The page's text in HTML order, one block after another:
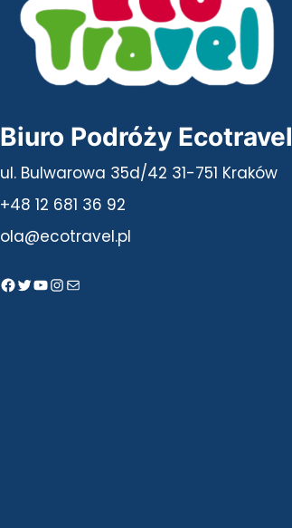
Biuro Podróży Ecotravel
ul. Bulwarowa 35d/42 31-751 Kraków
+48 12 681 36 92
ola@ecotravel.pl
Facebook Twitter YouTube InstagramMail